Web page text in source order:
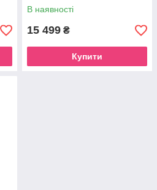
В наявності
15 499 ₴
Купити